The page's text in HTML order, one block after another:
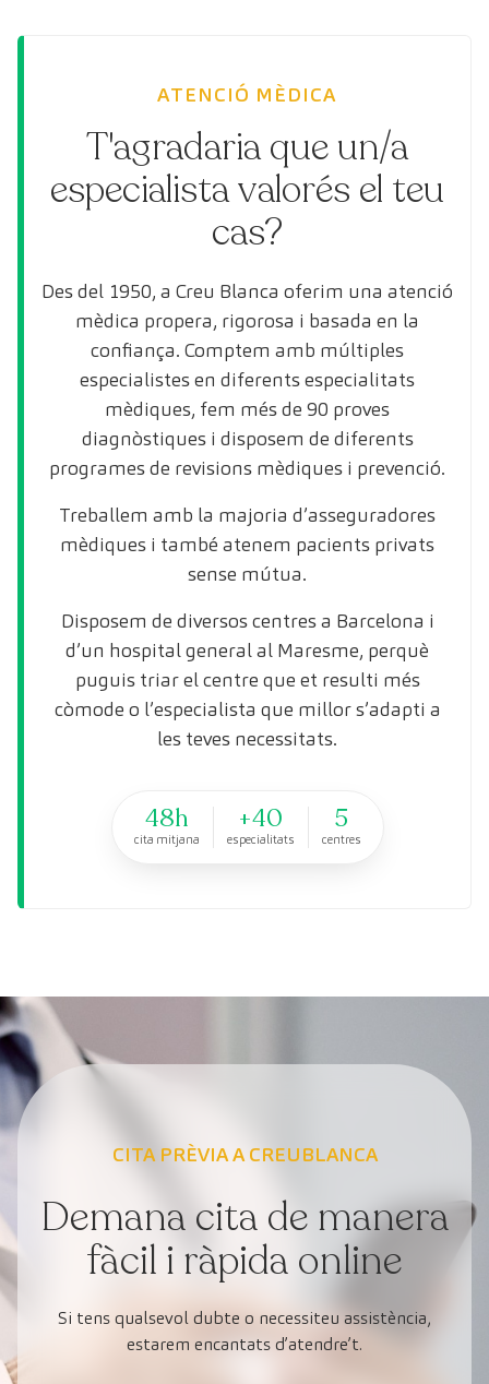
ATENCIÓ MÈDICA
T'agradaria que un/a
especialista valorés el teu
cas?
Des del 1950, a Creu Blanca oferim una atenció
mèdica propera, rigorosa i basada en la
confiança. Comptem amb múltiples
especialistes en diferents especialitats
mèdiques, fem més de 90 proves
diagnòstiques i disposem de diferents
programes de revisions mèdiques i prevenció.
Treballem amb la majoria d’asseguradores
mèdiques i també atenem pacients privats
sense mútua.
Disposem de diversos centres a Barcelona i
d’un hospital general al Maresme, perquè
puguis triar el centre que et resulti més
còmode o l’especialista que millor s’adapti a
les teves necessitats.
48h
cita mitjana
+40
especialitats
5
centres
CITA PRÈVIA A CREUBLANCA
Demana cita de manera
fàcil i ràpida online
Si tens qualsevol dubte o necessiteu assistència,
estarem encantats d’atendre’t.